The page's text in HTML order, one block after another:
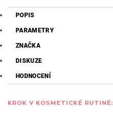
POPIS
PARAMETRY
ZNAČKA
DISKUZE
HODNOCENÍ
KROK V KOSMETICKÉ RUTINĚ: